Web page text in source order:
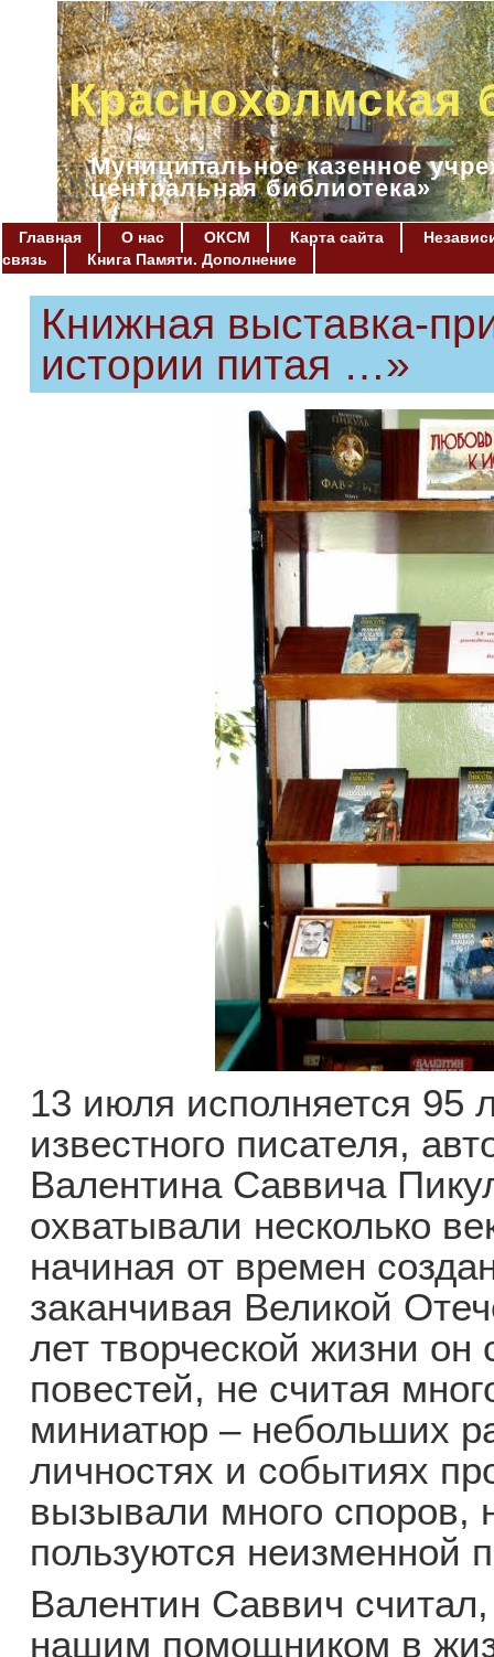
Краснохолмская
Муниципальное казенное
центральная библиотека»
Главная О нас ОКСМ Карта сайта
связь
Книга Памяти. Дополнение
Книжная выставка-
истории питая …»
13 июля исполняется 95
известного писателя,
Валентина Саввича
охватывали несколько
начиная от времен
заканчивая Великой
лет творческой жизни
повестей, не считая
миниатюр – небольших
личностях и событиях
вызывали много споров,
пользуются неизменной
Валентин Саввич
нашим помощником в